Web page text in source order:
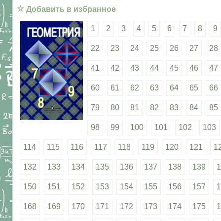
☆ Добавить в избранное
1 2 3 4 5 6 7 8 9
22 23 24 25 26 27 28
41 42 43 44 45 46 47
60 61 62 63 64 65 66
79 80 81 82 83 84 85
98 99 100 101 102 103
114 115 116 117 118 119 120 121
132 133 134 135 136 137 138 139
150 151 152 153 154 155 156 157
168 169 170 171 172 173 174 175